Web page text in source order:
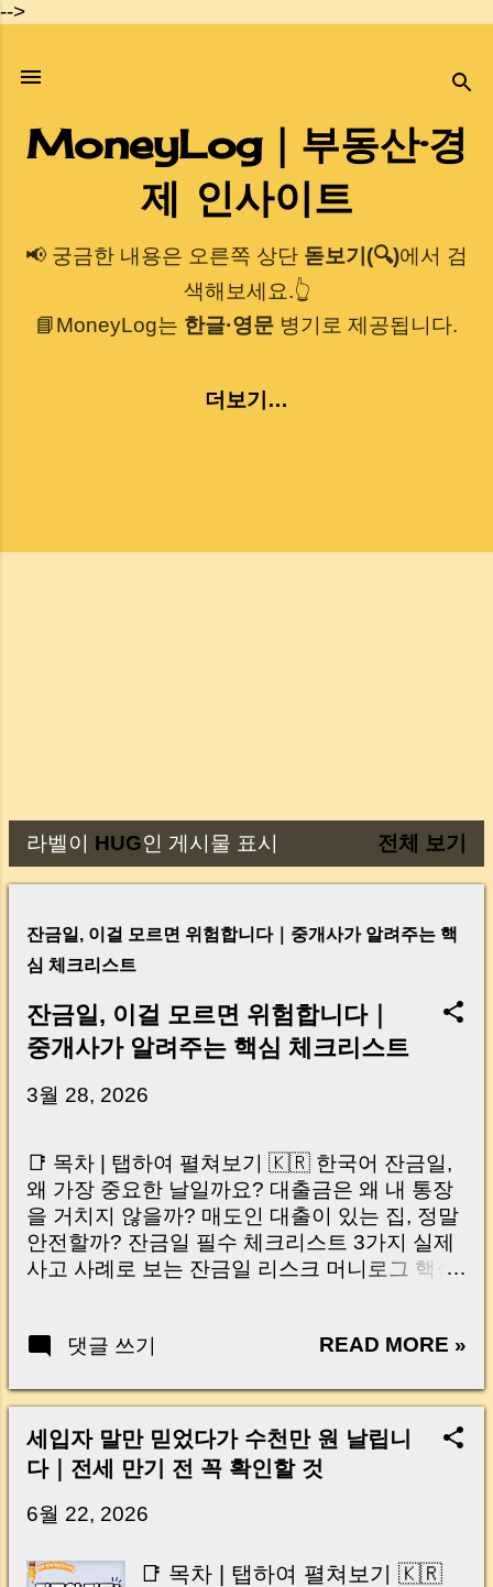
-->
기본 콘텐츠로 건너뛰기
MoneyLog｜부동산·경
제 인사이트
📢 궁금한 내용은 오른쪽 상단 돋보기(🔍)에서 검
색해보세요.👆
📘MoneyLog는 한글·영문 병기로 제공됩니다.
더보기…
글
라벨이 HUG인 게시물 표시 전체 보기
잔금일, 이걸 모르면 위험합니다｜중개사가 알려주는 핵
심 체크리스트
잔금일, 이걸 모르면 위험합니다｜
중개사가 알려주는 핵심 체크리스트
3월 28, 2026
📑 목차 | 탭하여 펼쳐보기 🇰🇷 한국어 잔금일,
왜 가장 중요한 날일까요? 대출금은 왜 내 통장
을 거치지 않을까? 매도인 대출이 있는 집, 정말
안전할까? 잔금일 필수 체크리스트 3가지 실제
사고 사례로 보는 잔금일 리스크 머니로그 핵심
Your Account Is It Safe If the Seller Has a
Real Risks and Mistakes to Avoid MoneyLog
Key Takeaway 혹시 이런 생각 해보신 적 있으
신가요? “잔금일… 그냥 돈 보내고 끝나는 거 아
닌가요?” 하지만 현장에서 보면 전혀 그렇지 않
습니다. 잔금일은 ‘서류 몇 장 처리하는 날’이 아
이는 가장 긴장되는 순간 입니다. 실제로 제가
댓글 쓰기 READ MORE »
세입자 말만 믿었다가 수천만 원 날립니
다｜전세 만기 전 꼭 확인할 것
6월 22, 2026
📑 목차 | 탭하여 펼쳐보기 🇰🇷